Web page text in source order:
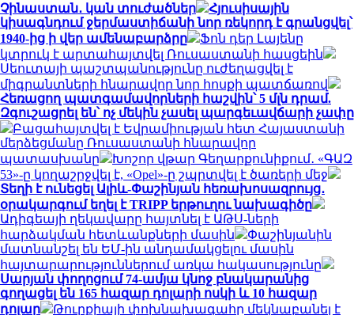
Չինաստան․ կան տուժածներ
Հյուսիսային
կիսագնդում ջերմաստիճանի նոր ռեկորդ է գրանցվել՝
1940-ից ի վեր ամենաբարձրը
Ֆոն դեր Լայենը
կտրուկ է արտահայտվել Ռուսաստանի հասցեին
Սեուտայի ​​պաշտպանությունը ուժեղացվել է
միգրանտների հնարավոր նոր հոսքի պատճառով
Հեռացող պատգամավորների հաշվին՝ 5 մլն դրամ.
Զգուշացրել են՝ ոչ մեկին չասել պարգեւավճարի չափը
Բացահայտվել է Եվրամիության հետ Հայաստանի
մերձեցմանը Ռուսաստանի հնարավոր
պատասխանը
Խոշոր վթար Գեղարքունիքում․ «ԳԱԶ
53»-ը կողաշրջվել է, «Opel»-ը շպրտվել է ծառերի մեջ
Տեղի է ունեցել Ալիև-Փաշինյան հեռախոսազրույց․
օրակարգում եղել է TRIPP երթուղու նախագիծը
Ադիգեայի ղեկավարը հայտնել է ԱԹՍ-ների
հարձակման հետևանքների մասին
Փաշինյանին
մատնանշել են ԵՄ-ին անդամակցելու մասին
հայտարարություններում առկա հակասությունը
Սարյան փողոցում 74-ամյա կնոջ բնակարանից
գողացել են 165 հազար դոլարի ոսկի և 10 հազար
դոլար
Թուրքիայի փոխնախագահը մեկնաբանել է